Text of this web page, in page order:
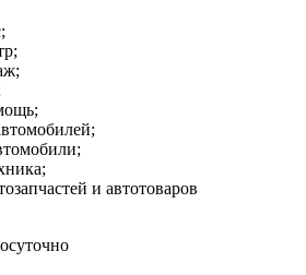
и автотоваров